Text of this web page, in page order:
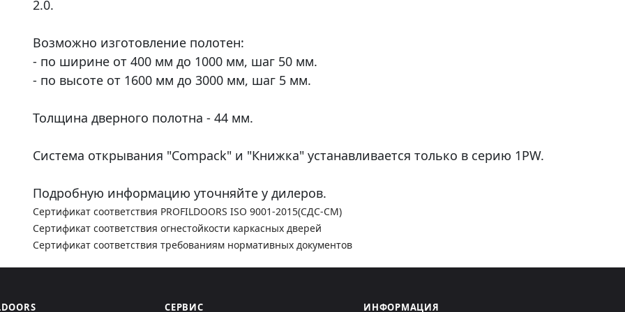
2.0.
Возможно изготовление полотен:
- по ширине от 400 мм до 1000 мм, шаг 50 мм.
- по высоте от 1600 мм до 3000 мм, шаг 5 мм.
Толщина дверного полотна - 44 мм.
Система открывания "Compack" и "Книжка" устанавливается только в серию 1PW.
Подробную информацию уточняйте у дилеров.
Сертификат соответствия PROFILDOORS ISO 9001-2015(СДС-СМ)
Сертификат соответствия огнестойкости каркасных дверей
Сертификат соответствия требованиям нормативных документов
СЕРВИС ИНФОРМАЦИЯ